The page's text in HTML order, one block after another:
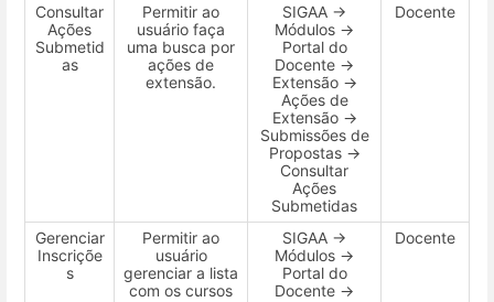
Consultar
Ações
Submetid
as
Permitir ao
usuário faça
uma busca por
ações de
extensão.
SIGAA →
Módulos →
Portal do
Docente →
Extensão →
Ações de
Extensão →
Submissões de
Propostas →
Consultar
Ações
Submetidas
Docente
Gerenciar
Inscriçõe
s
Permitir ao
usuário
gerenciar a lista
com os cursos
SIGAA →
Módulos →
Portal do
Docente →
Docente